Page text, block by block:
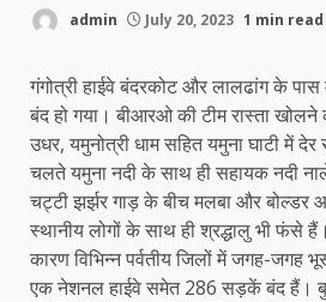
admin July 20, 2023 1 min read
गंगोत्री हाईवे बंदरकोट और लालढांग के
बंद हो गया। बीआरओ की टीम रास्ता खोलने
उधर, यमुनोत्री धाम सहित यमुना घाटी में देर
चलते यमुना नदी के साथ ही सहायक नदी
चट्टी झर्झर गाड़ के बीच मलबा और बोल्डर
स्थानीय लोगों के साथ ही श्रद्धालु भी फंसे
कारण विभिन्न पर्वतीय जिलों में जगह-
एक नेशनल हाईवे समेत 286 सड़कें बंद हैं।